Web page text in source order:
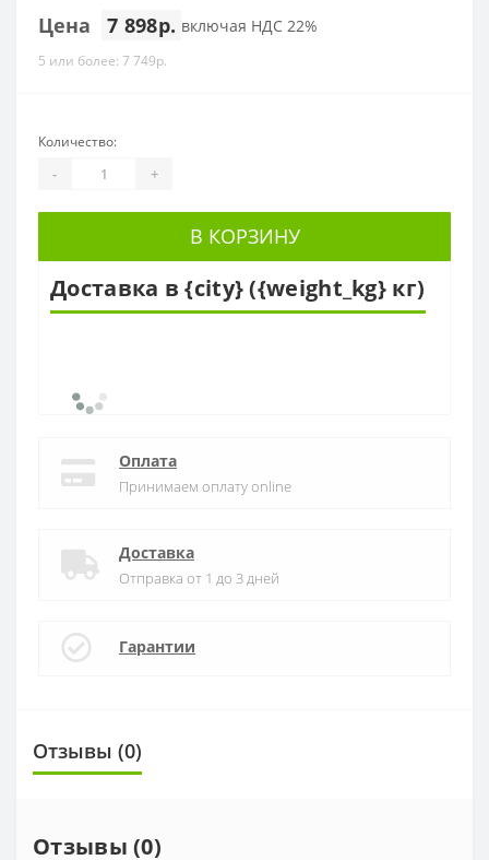
Цена 7 898р. включая НДС 22%
5 или более: 7 749р.
Количество:
- +
В КОРЗИНУ
Доставка в {city} ({weight_kg} кг)
Оплата
Принимаем оплату online
Доставка
Отправка от 1 до 3 дней
Гарантии
Отзывы (0)
Отзывы (0)